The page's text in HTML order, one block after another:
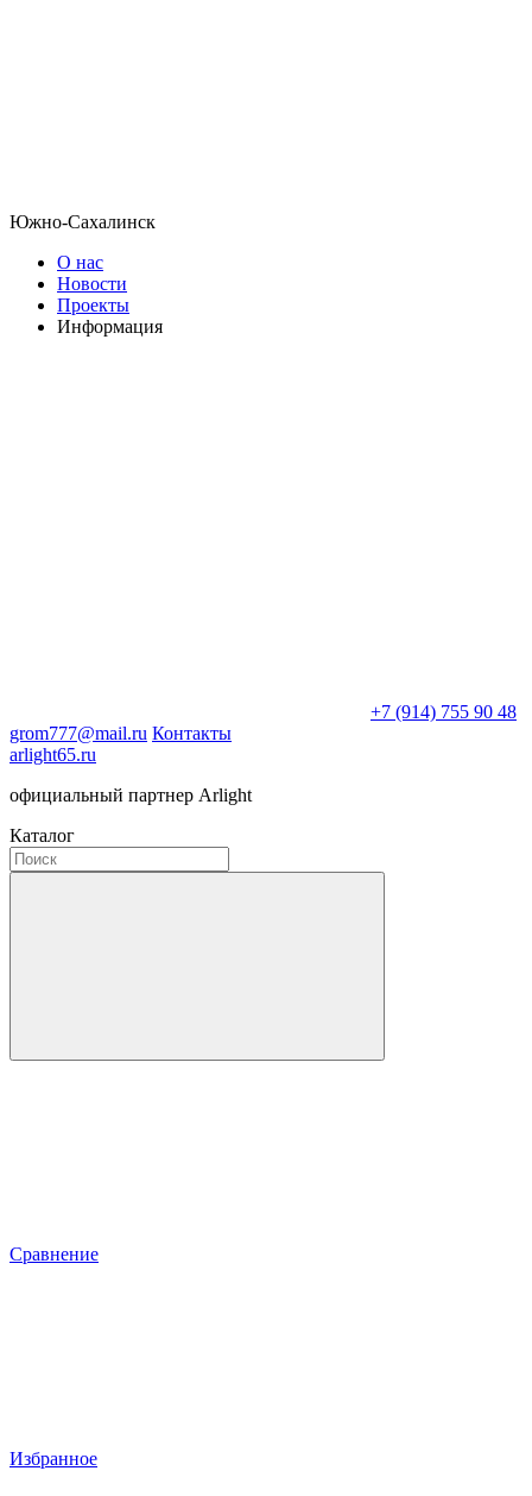
Южно-Сахалинск
О нас
Новости
Проекты
Информация
+7 (914) 755 90 48
grom777@mail.ru Контакты
arlight65.ru
официальный партнер Arlight
Каталог
Сравнение
Избранное